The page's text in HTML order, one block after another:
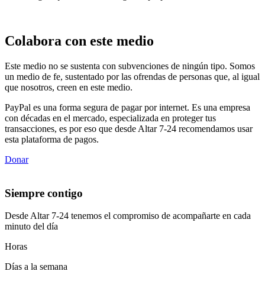
Colabora con este medio
Este medio no se sustenta con subvenciones de ningún tipo. Somos
un medio de fe, sustentado por las ofrendas de personas que, al igual
que nosotros, creen en este medio.
PayPal es una forma segura de pagar por internet. Es una empresa
con décadas en el mercado, especializada en proteger tus
transacciones, es por eso que desde Altar 7-24 recomendamos usar
esta plataforma de pagos.
Donar
Siempre contigo
Desde Altar 7-24 tenemos el compromiso de acompañarte en cada
minuto del día
Horas
Días a la semana